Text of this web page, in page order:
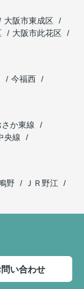
大阪市東成区
大阪市此花区
今福西
さか東線
央線
野
ＪＲ野江
い合わせ